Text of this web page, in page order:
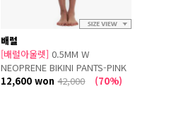
배럴
[배럴아울렛] 0.5MM W
NEOPRENE BIKINI PANTS-PINK
(BOTTOM A)
12,600 won42,000 (70%)